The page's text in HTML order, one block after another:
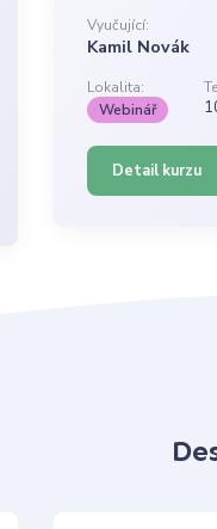
Vyučující:
Kamil Novák
Lokalita:
Webinář
Detail kurzu